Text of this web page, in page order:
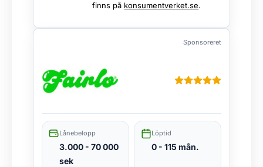
finns på konsumentverket.se.
Sponsoreret
Lånebelopp
3.000 - 70 000
sek
Löptid
0 - 115 mån.